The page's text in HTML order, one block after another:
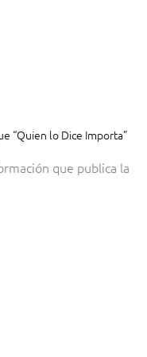
“Quien lo Dice Importa”
que publica la